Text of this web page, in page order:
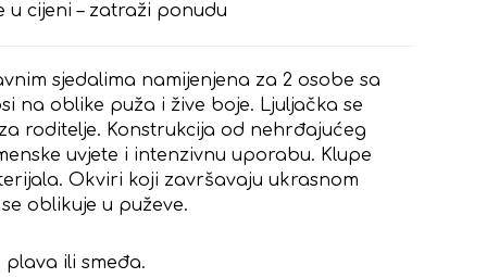
u cijeni – zatraži ponudu
sjedalima namijenjena za 2 osobe sa
na oblike puža i žive boje. Ljuljačka se
roditelje. Konstrukcija od nehrđajućeg
uvjete i intenzivnu uporabu. Klupe
Okviri koji završavaju ukrasnom
oblikuje u puževe.
ili smeđa.